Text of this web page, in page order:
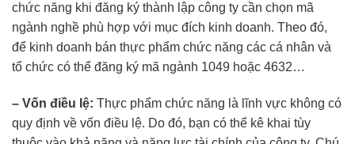
chức năng khi đăng ký thành lập công ty cần chọn mã
ngành nghề phù hợp với mục đích kinh doanh. Theo đó,
để kinh doanh bán thực phẩm chức năng các cá nhân và
tổ chức có thể đăng ký mã ngành 1049 hoặc 4632…
– Vốn điều lệ: Thực phẩm chức năng là lĩnh vực không có
quy định về vốn điều lệ. Do đó, bạn có thể kê khai tùy